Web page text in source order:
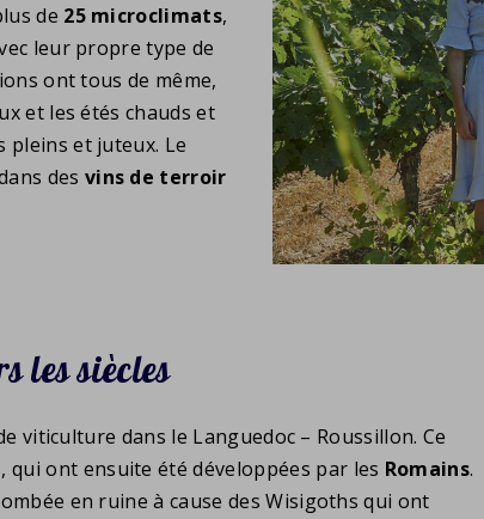
de 25 microclimats,
leur propre type de
ont tous de même,
et les étés chauds et
pleins et juteux. Le
des vins de terroir
les siècles
viticulture dans le Languedoc – Roussillon. Ce
ont ensuite été développées par les Romains.
en ruine à cause des Wisigoths qui ont